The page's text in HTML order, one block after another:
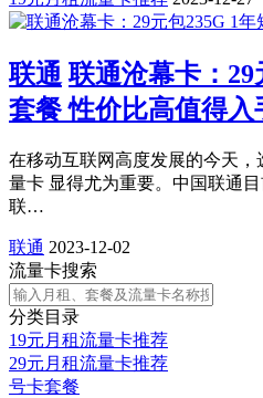
联通 联通沧幕卡：29
套餐 性价比高值得入
在移动互联网高度发展的今天
量卡 显得尤为重要。中国联通
联…
联通 2023-12-02
流量卡搜索
分类目录
19元月租流量卡推荐
29元月租流量卡推荐
号卡套餐